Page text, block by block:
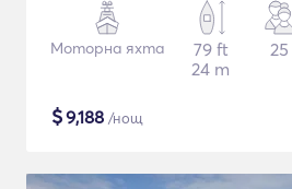
Моторна яхта
79 ft
24 m
25
$9,188 /нощ